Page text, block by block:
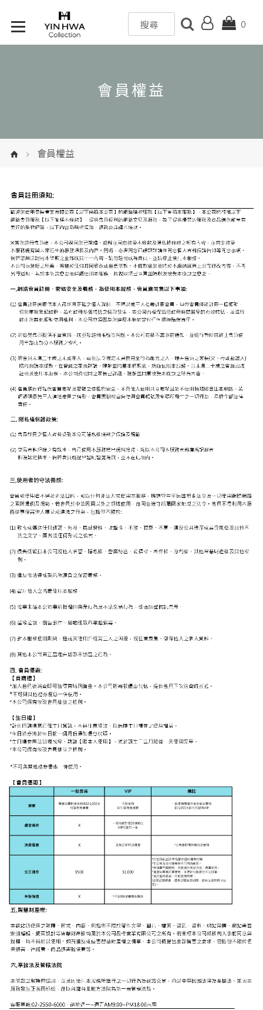
0
會員權益
會員權益